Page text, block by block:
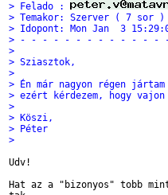
> Felado :
> Temakor: Szerver ( 7 sor )
> Idopont: Mon Jan  3
> - - - - - - - - - - - - -
>
> Sziasztok,
>
> Én már nagyon régen
> ezért kérdezem, hogy
>
> Köszi,
> Péter
>
Udv!
Hat az a "bizonyos" tobb